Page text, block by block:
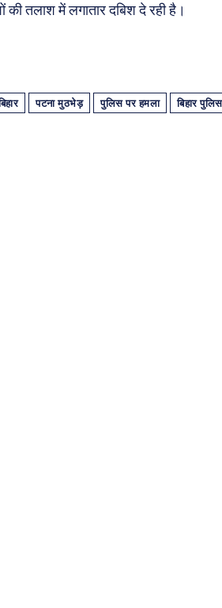
तलाश में लगातार दबिश दे रही है।
पटना मुठभेड़ पुलिस पर हमला बिहार पुलिस